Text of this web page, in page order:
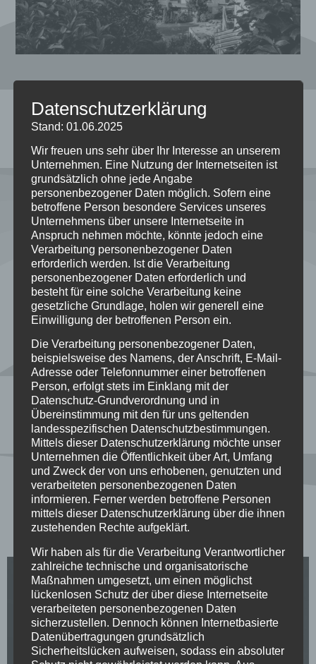
Unsere Musik
Rottler
Die achtbeste Punkband im
Stuttgarter Osten
Datenschutzerklärung
Stand: 01.06.2025
Wir freuen uns sehr über Ihr Interesse an unserem
Unternehmen. Eine Nutzung der Internetseiten ist
grundsätzlich ohne jede Angabe
personenbezogener Daten möglich. Sofern eine
betroffene Person besondere Services unseres
Unternehmens über unsere Internetseite in
Anspruch nehmen möchte, könnte jedoch eine
Verarbeitung personenbezogener Daten
erforderlich werden. Ist die Verarbeitung
personenbezogener Daten erforderlich und
besteht für eine solche Verarbeitung keine
gesetzliche Grundlage, holen wir generell eine
Einwilligung der betroffenen Person ein.
Die Verarbeitung personenbezogener Daten,
beispielsweise des Namens, der Anschrift, E-Mail-
Adresse oder Telefonnummer einer betroffenen
Person, erfolgt stets im Einklang mit der
Datenschutz-Grundverordnung und in
Übereinstimmung mit den für uns geltenden
landesspezifischen Datenschutzbestimmungen.
Mittels dieser Datenschutzerklärung möchte unser
Unternehmen die Öffentlichkeit über Art, Umfang
und Zweck der von uns erhobenen, genutzten und
verarbeiteten personenbezogenen Daten
informieren. Ferner werden betroffene Personen
mittels dieser Datenschutzerklärung über die ihnen
zustehenden Rechte aufgeklärt.
Wir haben als für die Verarbeitung Verantwortlicher
zahlreiche technische und organisatorische
Maßnahmen umgesetzt, um einen möglichst
lückenlosen Schutz der über diese Internetseite
verarbeiteten personenbezogenen Daten
sicherzustellen. Dennoch können Internetbasierte
Datenübertragungen grundsätzlich
Sicherheitslücken aufweisen, sodass ein absoluter